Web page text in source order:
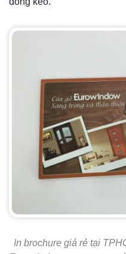
In brochure giá rẻ tại